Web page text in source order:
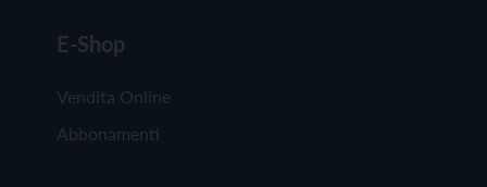
E-Shop
Vendita Online
Abbonamenti